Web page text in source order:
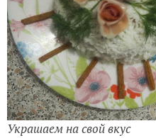
Украшаем на свой вкус